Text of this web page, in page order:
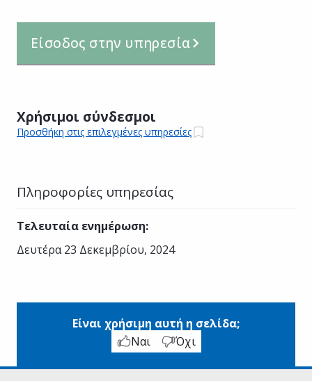
Είσοδος στην υπηρεσία
Χρήσιμοι σύνδεσμοι
Προσθήκη στις επιλεγμένες υπηρεσίες
Πληροφορίες υπηρεσίας
Τελευταία ενημέρωση:
Δευτέρα 23 Δεκεμβρίου, 2024
Είναι χρήσιμη αυτή η σελίδα;
Ναι
Όχι